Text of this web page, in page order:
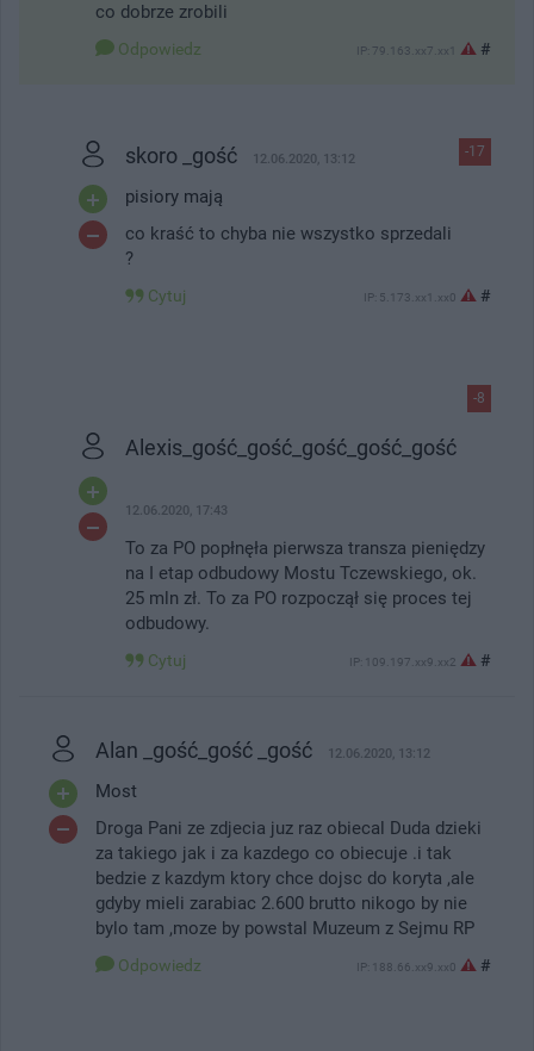
co dobrze zrobili
Odpowiedz IP: 79.163.xx7.xx1 #
-17
skoro _gość 12.06.2020, 13:12
pisiory mają
co kraść to chyba nie wszystko sprzedali
?
Cytuj IP: 5.173.xx1.xx0 #
-8
Alexis_gość_gość_gość_gość_gość
12.06.2020, 17:43
To za PO popłnęła pierwsza transza pieniędzy
na I etap odbudowy Mostu Tczewskiego, ok.
25 mln zł. To za PO rozpoczął się proces tej
odbudowy.
Cytuj IP: 109.197.xx9.xx2 #
Alan _gość_gość _gość 12.06.2020, 13:12
Most
Droga Pani ze zdjecia juz raz obiecal Duda dzieki
za takiego jak i za kazdego co obiecuje .i tak
bedzie z kazdym ktory chce dojsc do koryta ,ale
gdyby mieli zarabiac 2.600 brutto nikogo by nie
bylo tam ,moze by powstal Muzeum z Sejmu RP
Odpowiedz IP: 188.66.xx9.xx0 #